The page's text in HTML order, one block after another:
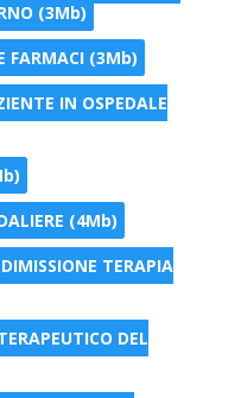
(3Mb)
FARMACI (3Mb)
IN OSPEDALE
(4Mb)
TERAPIA
DEL